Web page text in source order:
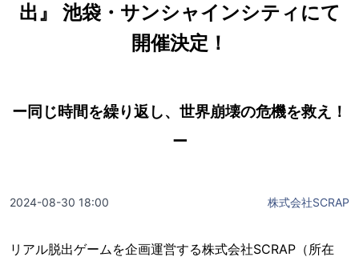
出』 池袋・サンシャインシティにて
開催決定！
ー同じ時間を繰り返し、世界崩壊の危機を救え！
ー
2024-08-30 18:00 株式会社SCRAP
リアル脱出ゲームを企画運営する株式会社SCRAP（所在